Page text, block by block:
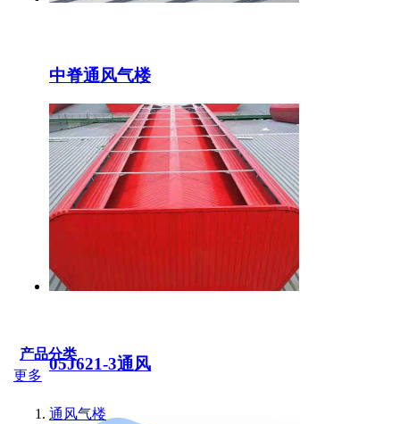
中脊通风气楼
05J621-3通风
产品分类
更多
通风气楼